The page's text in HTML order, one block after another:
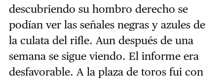
descubriendo su hombro derecho se
podían ver las señales negras y azules de
la culata del rifle. Aun después de una
semana se sigue viendo. El informe era
desfavorable. A la plaza de toros fui con